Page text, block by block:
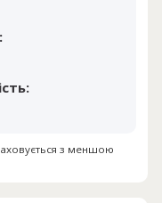
з меншою